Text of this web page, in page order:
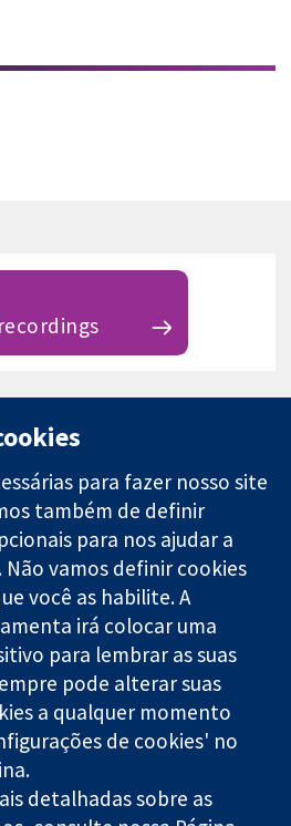
Cavendish
0AN
Unido
Contato
Notícias
Assessoria de
imprensa
Sobre nós
Cochrane
Library
uma organização sem fins lucrativos
empresa limitada por garantia (nº
para fazer nosso site
também de definir
para nos ajudar a
vamos definir cookies
você as habilite. A
irá colocar uma
para lembrar as suas
pode alterar suas
a qualquer momento
de cookies' no
detalhadas sobre as